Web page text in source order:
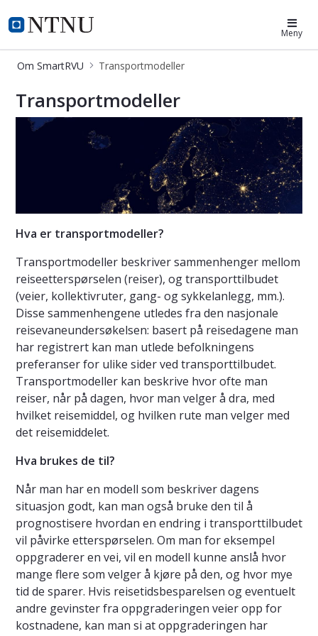
SmartRVU Meny
Om SmartRVU Transportmodeller
Transportmodeller
Transportmodeller
Hva er transportmodeller?
Transportmodeller beskriver sammenhenger mellom
reiseetterspørselen (reiser), og transporttilbudet
(veier, kollektivruter, gang- og sykkelanlegg, mm.).
Disse sammenhengene utledes fra den nasjonale
reisevaneundersøkelsen: basert på reisedagene man
har registrert kan man utlede befolkningens
preferanser for ulike sider ved transporttilbudet.
Transportmodeller kan beskrive hvor ofte man
reiser, når på dagen, hvor man velger å dra, med
hvilket reisemiddel, og hvilken rute man velger med
det reisemiddelet.
Hva brukes de til?
Når man har en modell som beskriver dagens
situasjon godt, kan man også bruke den til å
prognostisere hvordan en endring i transporttilbudet
vil påvirke etterspørselen. Om man for eksempel
oppgraderer en vei, vil en modell kunne anslå hvor
mange flere som velger å kjøre på den, og hvor mye
tid de sparer. Hvis reisetidsbesparelsen og eventuelt
andre gevinster fra oppgraderingen veier opp for
kostnadene, kan man si at oppgraderingen har